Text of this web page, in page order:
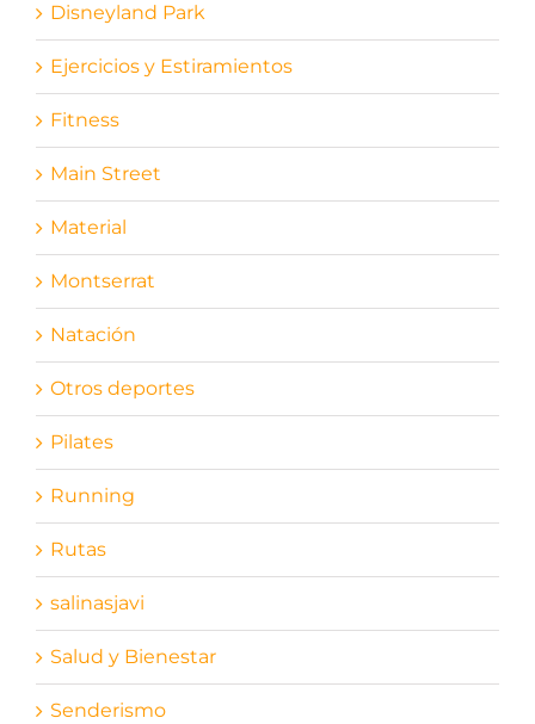
Disneyland Park
Ejercicios y Estiramientos
Fitness
Main Street
Material
Montserrat
Natación
Otros deportes
Pilates
Running
Rutas
salinasjavi
Salud y Bienestar
Senderismo